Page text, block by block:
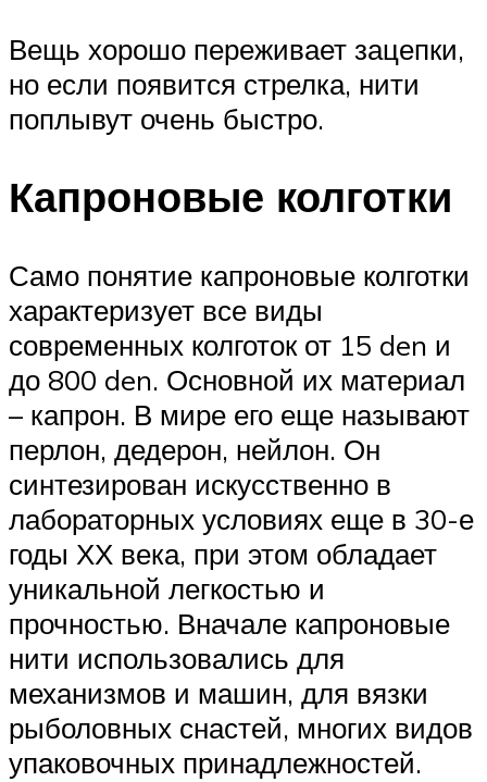
Вещь хорошо переживает зацепки,
но если появится стрелка, нити
поплывут очень быстро.
Капроновые колготки
Само понятие капроновые колготки
характеризует все виды
современных колготок от 15 den и
до 800 den. Основной их материал
– капрон. В мире его еще называют
перлон, дедерон, нейлон. Он
синтезирован искусственно в
лабораторных условиях еще в 30-е
годы ХХ века, при этом обладает
уникальной легкостью и
прочностью. Вначале капроновые
нити использовались для
механизмов и машин, для вязки
рыболовных снастей, многих видов
упаковочных принадлежностей.